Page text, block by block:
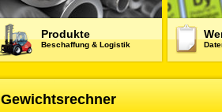
Produkte
Beschaffung & Logistik
Gewichtsrechner